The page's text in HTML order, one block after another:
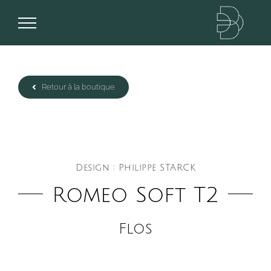
contenu
Retour à la boutique
Design : Philippe STARCK
Romeo Soft T2
Flos